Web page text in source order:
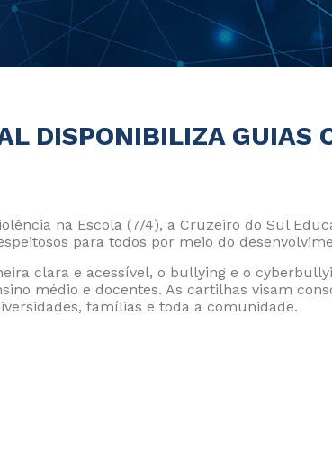
DISPONIBILIZA GUIAS
na Escola (7/4), a Cruzeiro do Sul
para todos por meio do
clara e acessível, o bullying e o
médio e docentes. As cartilhas visam
famílias e toda a comunidade.